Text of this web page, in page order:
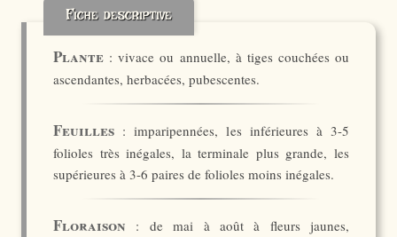
Fiche descriptive
Plante : vivace ou annuelle, à tiges couchées ou
ascendantes, herbacées, pubescentes.
Feuilles : imparipennées, les inférieures à 3-5
folioles très inégales, la terminale plus grande, les
supérieures à 3-6 paires de folioles moins inégales.
Floraison : de mai à août à fleurs jaunes,